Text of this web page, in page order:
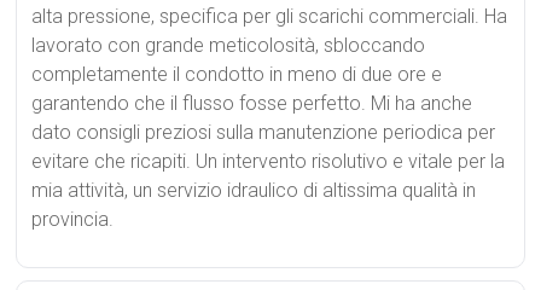
alta pressione, specifica per gli scarichi commerciali. Ha
lavorato con grande meticolosità, sbloccando
completamente il condotto in meno di due ore e
garantendo che il flusso fosse perfetto. Mi ha anche
dato consigli preziosi sulla manutenzione periodica per
evitare che ricapiti. Un intervento risolutivo e vitale per la
mia attività, un servizio idraulico di altissima qualità in
provincia.